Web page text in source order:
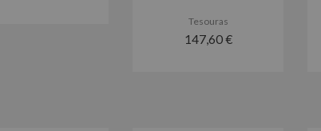
Tesouras
147,60 €